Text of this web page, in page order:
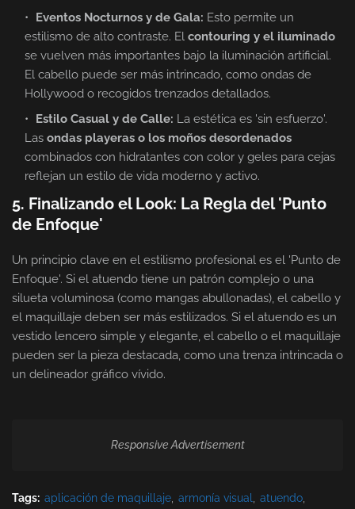
Eventos Nocturnos y de Gala: Esto permite un
estilismo de alto contraste. El contouring y el iluminado
se vuelven más importantes bajo la iluminación artificial.
El cabello puede ser más intrincado, como ondas de
Hollywood o recogidos trenzados detallados.
Estilo Casual y de Calle: La estética es 'sin esfuerzo'.
Las ondas playeras o los moños desordenados
combinados con hidratantes con color y geles para cejas
reflejan un estilo de vida moderno y activo.
5. Finalizando el Look: La Regla del 'Punto
de Enfoque'
Un principio clave en el estilismo profesional es el 'Punto de
Enfoque'. Si el atuendo tiene un patrón complejo o una
silueta voluminosa (como mangas abullonadas), el cabello y
el maquillaje deben ser más estilizados. Si el atuendo es un
vestido lencero simple y elegante, el cabello o el maquillaje
pueden ser la pieza destacada, como una trenza intrincada o
un delineador gráfico vívido.
Responsive Advertisement
Tags: aplicación de maquillaje armonía visual
atuendo